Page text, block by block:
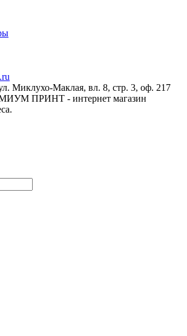
Миклухо-Маклая, вл. 8, стр. 3, оф. 217
ПРИНТ - интернет магазин